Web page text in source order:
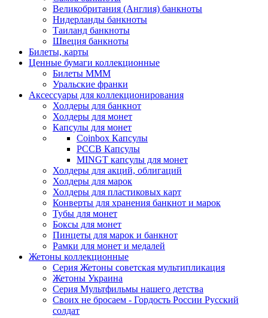
Великобритания (Англия) банкноты
Нидерланды банкноты
Таиланд банкноты
Швеция банкноты
Билеты, карты
Ценные бумаги коллекционные
Билеты МММ
Уральские франки
Аксессуары для коллекционирования
Холдеры для банкнот
Холдеры для монет
Капсулы для монет
Coinbox Капсулы
РССВ Капсулы
MINGT капсулы для монет
Холдеры для акций, облигаций
Холдеры для марок
Холдеры для пластиковых карт
Конверты для хранения банкнот и марок
Тубы для монет
Боксы для монет
Пинцеты для марок и банкнот
Рамки для монет и медалей
Жетоны коллекционные
Серия Жетоны советская мультипликация
Жетоны Украина
Серия Мультфильмы нашего детства
Своих не бросаем - Гордость России Русский
солдат